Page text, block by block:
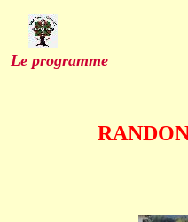
Le programme